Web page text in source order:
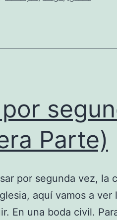
Parte)
por segunda vez, la
aquí vamos a
En una boda civil.